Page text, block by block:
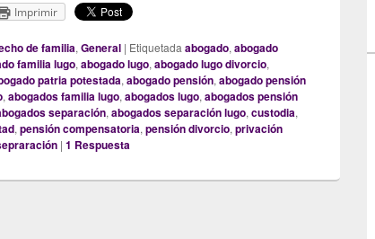
Imprimir
de familia, General | Etiquetada abogado, abogado
familia lugo, abogado lugo, abogado lugo divorcio,
patria potestada, abogado pensión, abogado pensión
, abogados familia lugo, abogados lugo, abogados pensión
separación, abogados separación lugo, custodia,
, pensión compensatoria, pensión divorcio, privación
| 1 Respuesta